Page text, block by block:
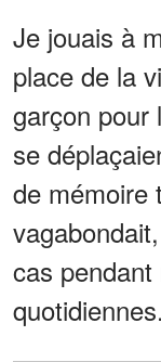
Je jouais à
place de la
garçon pour
se
de mémoire
cas
quotidiennes.